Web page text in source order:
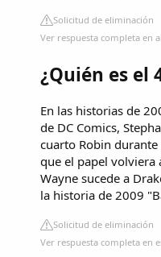
Solicitud de eliminación
Ver respuesta completa en
¿Quién es el
En las historias de
de DC Comics,
cuarto Robin
que el papel volviera
Wayne sucede a
la historia de 2009
Solicitud de eliminación
Ver respuesta completa en